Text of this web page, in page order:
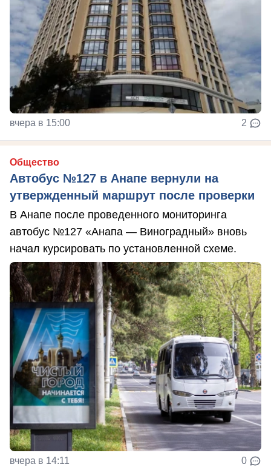
вчера в 15:00 2
Общество
Автобус №127 в Анапе вернули на
утвержденный маршрут после проверки
В Анапе после проведенного мониторинга
автобус №127 «Анапа — Виноградный» вновь
начал курсировать по установленной схеме.
вчера в 14:11 0